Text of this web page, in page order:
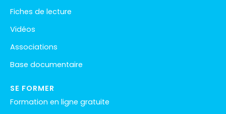
Fiches de lecture
Vidéos
Associations
Base documentaire
SE FORMER
Formation en ligne gratuite